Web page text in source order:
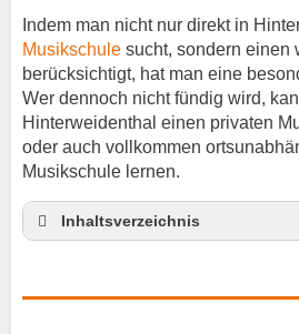
Indem man nicht nur direkt in
Musikschule sucht, sondern einen
berücksichtigt, hat man eine
Wer dennoch nicht fündig wird,
Hinterweidenthal einen privaten
oder auch vollkommen
Musikschule lernen.
Inhaltsverzeichnis